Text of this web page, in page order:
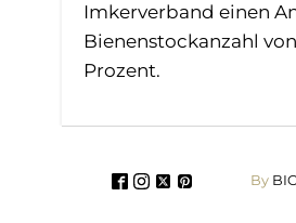
Imkerverband einen
Bienenstockanzahl
Prozent.
By